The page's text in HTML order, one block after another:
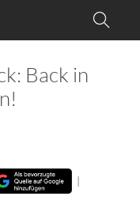
Back in
|